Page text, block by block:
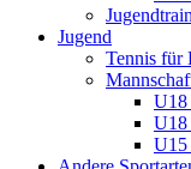
Jugend
Tennis für
U18
U18
U15